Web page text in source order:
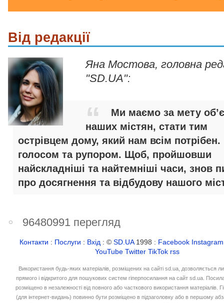
Від редакції
Яна Мостова, головна
"SD.UA":
Ми маємо за мету
наших містян, стати тим
острівцем дому, який нам всім потрібен.
голосом та рупором. Щоб, пройшовши
найскладніші та найтемніші часи, знов
про досягнення та відбудову нашого
96480991 перегляд
Контакти : Послуги : Вхід : ©SD.UA1998 : Facebook Instagram
YouTube Twitter TikTok rss
Використання будь-яких матеріалів, розміщених на сайті sd.ua, дозволяється
прямого і відкритого для пошукових систем гіперпосилання на сайт sd.ua.
розміщено в незалежності від повного або часткового використання матеріалів.
(для інтернет-видань) повинно бути розміщено в підзаголовку або в першому